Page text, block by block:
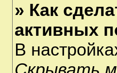
» Как
активных
В